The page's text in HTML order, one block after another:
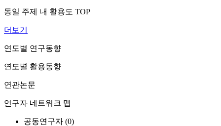
동일 주제 내 활용도 TOP
더보기
연도별 연구동향
연도별 활용동향
연관논문
연구자 네트워크 맵
공동연구자 (0)